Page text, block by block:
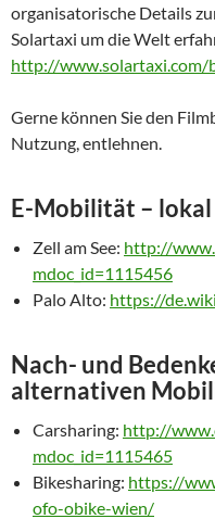
organisatorische Details
Solartaxi um die Welt
http://www.solartaxi.com/
Gerne können Sie den
Nutzung, entlehnen.
E-Mobilität –
Zell am See: http://
mdoc_id=1115456
Palo Alto: https://
Nach- und
alternativen
Carsharing: http://
mdoc_id=1115465
Bikesharing: https://
ofo-obike-wien/